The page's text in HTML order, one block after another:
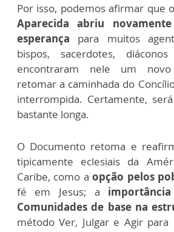
Por isso, podemos afirmar que o
Aparecida
abriu
esperança para muitos
bispos, sacerdotes,
encontraram nele um
retomar a caminhada do
interrompida. Certamente,
bastante longa.
O Documento retoma e
tipicamente eclesiais da
Caribe, como aopção pelos
fé em Jesus; a
Comunidades de base na
método Ver, Julgar e Agir